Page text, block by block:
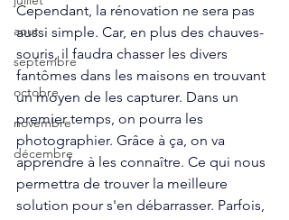
aout
septembre
octobre
novembre
décembre
Cependant, la rénovation ne sera pas
aussi simple. Car, en plus des chauves-
souris, il faudra chasser les divers
fantômes dans les maisons en trouvant
un moyen de les capturer. Dans un
premier temps, on pourra les
photographier. Grâce à ça, on va
apprendre à les connaître. Ce qui nous
permettra de trouver la meilleure
solution pour s'en débarrasser. Parfois,